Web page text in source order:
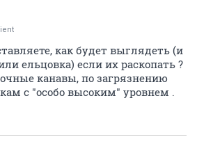
как будет выглядеть (и
ельцовка) если их раскопать ?
канавы, по загрязнению
с "особо высоким" уровнем .